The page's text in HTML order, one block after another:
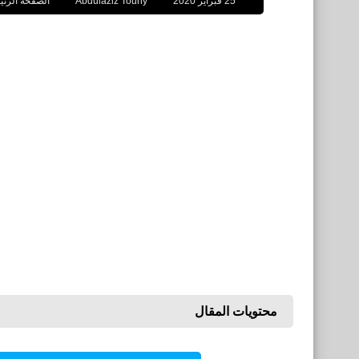
محتويات المقال